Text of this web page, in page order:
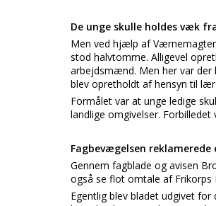
De unge skulle holdes væk
Men ved hjælp af
stod halvtomme. Alligevel
arbejdsmænd. Men her var der
blev opretholdt af hensyn til
Formålet var at unge ledige
landlige omgivelser. Forbilledet
Fagbevægelsen
Gennem fagblade og avisen
også se flot omtale af Frikorps
Egentlig blev bladet udgivet